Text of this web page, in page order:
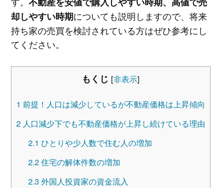
却しやすい時期についても説明しますので、将来
持ち家の売買を検討されている方はぜひ参考にし
てください。
もくじ [非表示]
1 前提！人口は減少しているが不動産価格は上昇傾向
2人口減少下でも不動産価格が上昇し続けている理由
2.1 ひとりや少人数で住む人の増加
2.2住宅の解体件数の増加
2.3 外国人投資家の資金流入